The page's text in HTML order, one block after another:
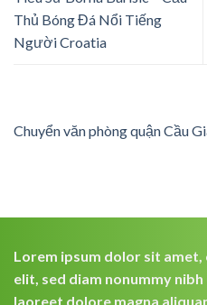
Thủ Bóng Đá Nổi Tiếng
Người Croatia
Chuyển văn phòng quận Cầu
Lorem ipsum dolor sit
elit, sed diam nonummy
laoreet dolore magna